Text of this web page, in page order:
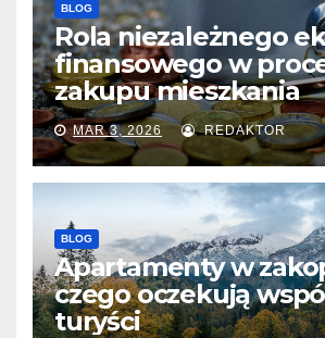
BLOG
Rola niezależnego
finansowego w
zakupu mieszkania
MAR 3, 2026 REDAKTOR
BLOG
Apartamenty w
czego oczekują
turyści